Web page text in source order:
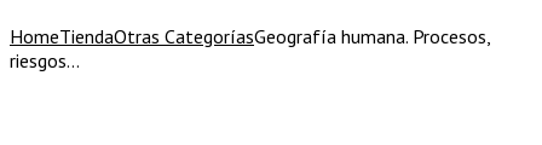
HomeTiendaOtras CategoríasGeografía humana. Procesos,
riesgos…